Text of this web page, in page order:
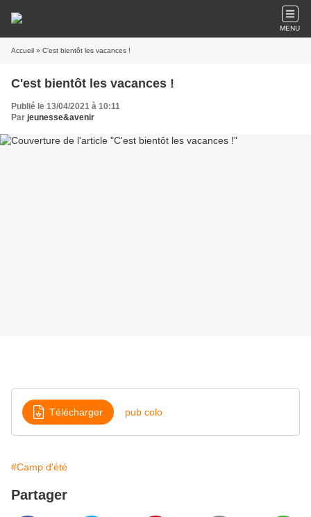
MENU
Accueil » C'est bientôt les vacances !
C'est bientôt les vacances !
Publié le 13/04/2021 à 10:11
Par jeunesse&avenir
Télécharger pub colo
#Camp d'été
Partager